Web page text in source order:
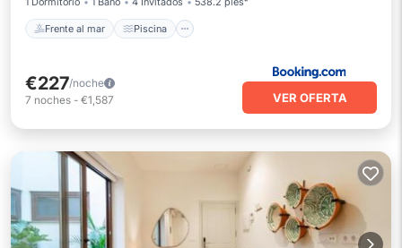
Frente al mar Piscina
€227/noche
7 noches - €1,587 VER OFERTA